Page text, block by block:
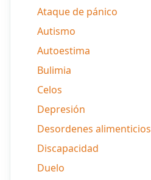
Ataque de pánico
Autismo
Autoestima
Bulimia
Celos
Depresión
Desordenes alimenticios
Discapacidad
Duelo